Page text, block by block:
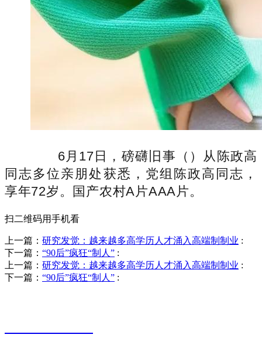
6月17日，磅礴旧事（）从陈政高
同志多位亲朋处获悉，党组陈政高同志，
享年72岁。国产农村A片AAA片。
扫二维码用手机看
上一篇： 研究发觉：越来越多高学历人才涌入高端制制业 :
下一篇： “90后”疯狂“制人” :
上一篇： 研究发觉：越来越多高学历人才涌入高端制制业 :
下一篇： “90后”疯狂“制人” :